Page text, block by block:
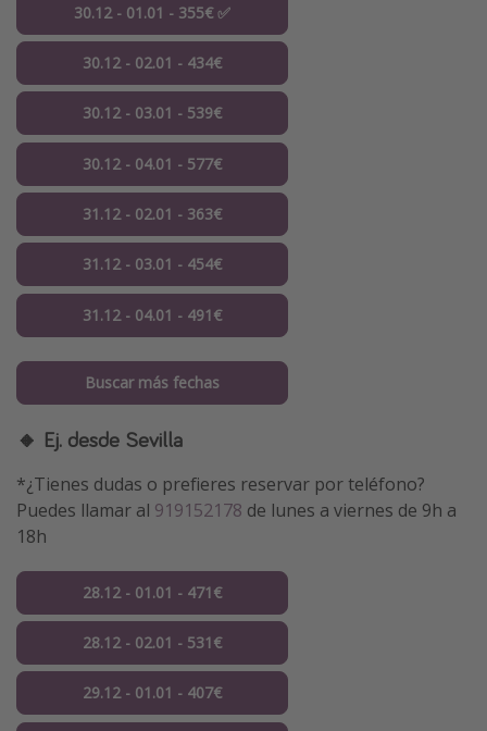
30.12 - 01.01 - 355€ ✅
30.12 - 02.01 - 434€
30.12 - 03.01 - 539€
30.12 - 04.01 - 577€
31.12 - 02.01 - 363€
31.12 - 03.01 - 454€
31.12 - 04.01 - 491€
Buscar más fechas
🔸 Ej. desde Sevilla
*¿Tienes dudas o prefieres reservar por teléfono?
Puedes llamar al 919152178 de lunes a viernes de 9h a
18h
28.12 - 01.01 - 471€
28.12 - 02.01 - 531€
29.12 - 01.01 - 407€